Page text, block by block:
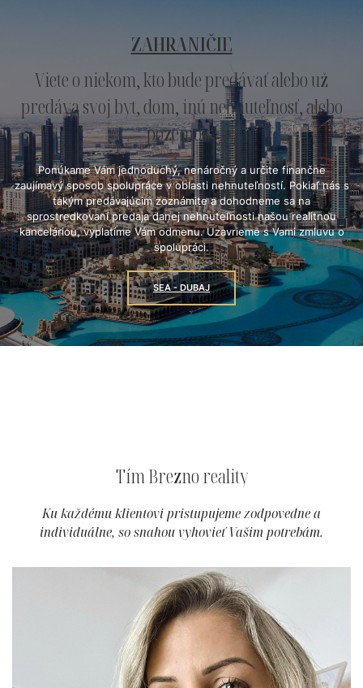
ZAHRANIČIE
Vieteo niekom,ktobudepredávaťalebouž
predávasvoj byt,dom, inúnehnuteľnosť,alebo
pozemok?
Ponúkame Vám jednoduchý, nenáročný a určite finančne
zaujímavý sposob spolupráce v oblasti nehnuteľností. Pokiaľ nás s
takým predávajúcim zoznámite a dohodneme sa na
sprostredkovaní predaja danej nehnuteľnosti našou realitnou
kanceláriou, vyplatíme Vám odmenu. Uzavrieme s Vami zmluvu o
spolupráci.
SEA - DUBAJ
TímBreznoreality
Ku každému klientovi pristupujeme zodpovedne a
individuálne, so snahou vyhovieť Vašim potrebám.